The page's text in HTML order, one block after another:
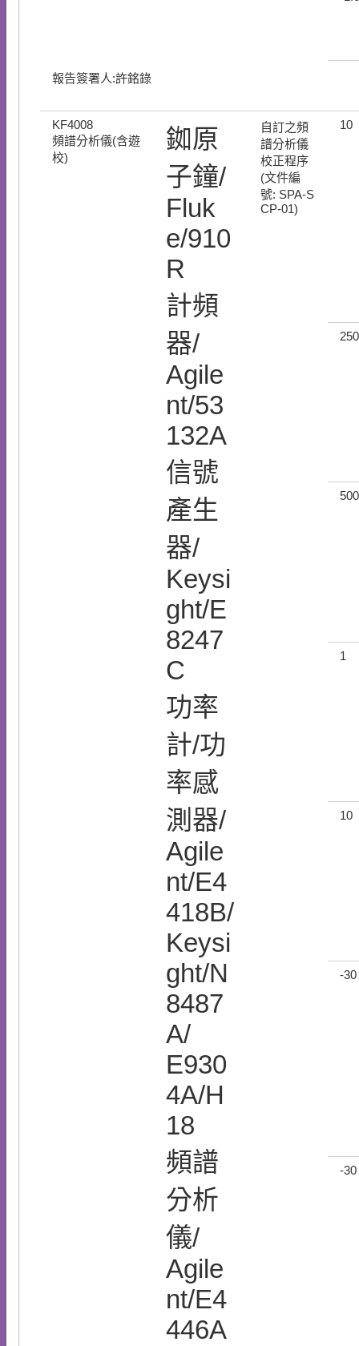
報告簽署人:許銘錄
KF4008
頻譜分析儀(含遊
校)
銣原
子鐘/
Fluk
e/910
R
計頻
器/
Agile
nt/53
132A
信號
產生
器/
Keysi
ght/E
8247
C
功率
計/功
率感
測器/
Agile
nt/E4
418B/
Keysi
ght/N
8487
A/
E930
4A/H
18
頻譜
分析
儀/
Agile
nt/E4
446A
自訂之頻
譜分析儀
校正程序
(文件編
號: SPA-S
CP-01)
10
250
500
1
10
-30
-30